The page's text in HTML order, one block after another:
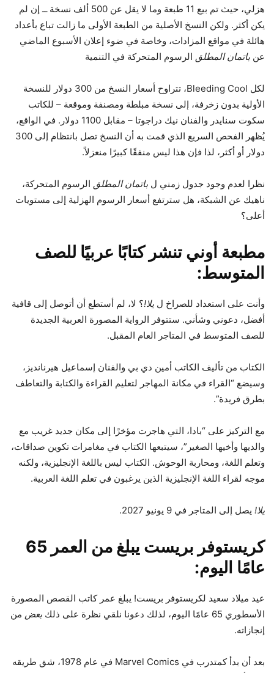
هزلي، حيث تم بيع 11 طبعة وما لا يقل عن 500 ألف نسخة ــ إن لم
يكن أكثر. ولكن النسخ الأصلية من الطبعة الأولى ما زالت تباع بأعداد
هائلة في مواقع المزادات، وخاصة في ضوء إعلان الأسبوع الماضي
عن باتمان المطلق الرسوم المتحركة في التنمية
لكل Bleeding Cool، تتراوح أسعار النسخ من 300 دولار للنسخة
الأولية بدون زخرفة، إلى نسخة مبلطة ومصنفة وموقعة – للكاتب
سكوت سنايدر والفنان نيك دراجوتا – مقابل 1100 دولار. في الواقع،
يُظهر الفحص السريع الذي قمت به أن النسخ تصل بانتظام إلى 300
دولار أو أكثر، لذا فإن هذا ليس منفقًا كبيرًا منعزلاً.
نظرا لعدم وجود جدول زمني ل باتمان المطلق الرسوم المتحركة،
ناهيك عن الشبكة، هل سترتفع أسعار الرسوم الهزلية إلى مستويات
أعلى؟
مطبعة أوني تنشر كتابًا عربيًا للصف
المتوسط:
وأنت على استعداد للصراخ ل يلا!؟ لا، لم أستطع أن أتوصل إلى قافية
أفضل، دعوني وشأني. ستتوفر الرواية المصورة العربية الجديدة
للصف المتوسط ​​في المتاجر العام المقبل.
الكتاب من تأليف الكاتب أمين دي بي والفنان إسماعيل هيرنانديز،
وسيضع “القراء في مكانة المهاجر لتعليم القراءة والكتابة والتعاطف
بطرق فريدة”.
مع التركيز على “بادا، التي هاجرت مؤخرًا إلى مكان جديد غريب مع
والديها وأخيها الصغير”، سيتبعها الكتاب في مغامرات تكوين صداقات،
وتعلم اللغة، ومحاربة الوحوش. الكتاب ليس باللغة الإنجليزية، ولكنه
موجه لقراء اللغة الإنجليزية الذين يرغبون في تعلم اللغة العربية.
يلا! يصل إلى المتاجر في 9 يونيو 2027.
كريستوفر بريست يبلغ من العمر 65
عامًا اليوم:
عيد ميلاد سعيد لكريستوفر بريست! يبلغ عمر كاتب القصص المصورة
الأسطوري 65 عامًا اليوم، لذلك دعونا نلقي نظرة على ذلك
بعض من
إنجازاته.
بعد أن بدأ كمتدرب في Marvel Comics في عام 1978، شق طريقه